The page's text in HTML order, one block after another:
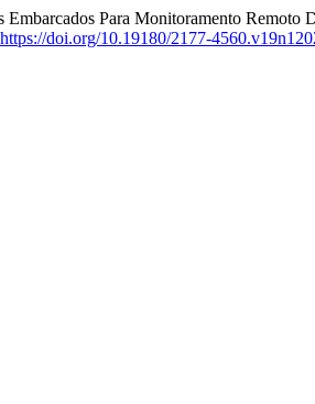
Embarcados Para Monitoramento Remoto
https://doi.org/10.19180/2177-